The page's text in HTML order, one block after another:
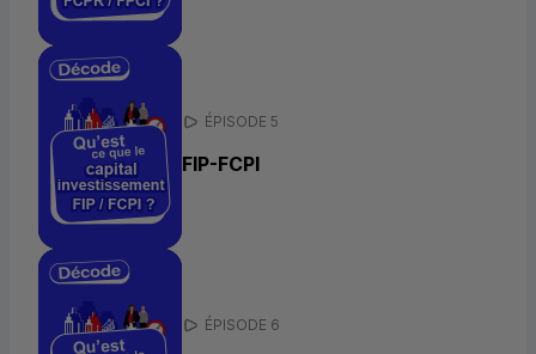
ÉPISODE 5
FIP-FCPI
ÉPISODE 6